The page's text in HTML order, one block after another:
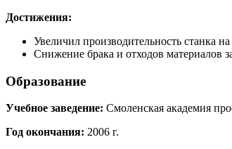
Достижения:
Увеличил производительность станка
Снижение брака и отходов материалов
Образование
Учебное заведение: Смоленская академия
Год окончания: 2006 г.